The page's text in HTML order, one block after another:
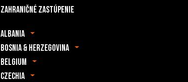
Zahraničné zastúpenie
Albania
Bosnia & Herzegovina
Belgium
Czechia